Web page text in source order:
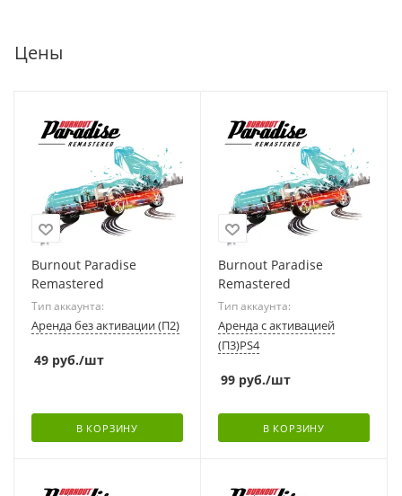
Цены
Burnout Paradise
Remastered
Тип аккаунта:
Аренда без активации (П2)
49 руб./шт
В КОРЗИНУ
Burnout Paradise
Remastered
Тип аккаунта:
Аренда с активацией
(П3)PS4
99 руб./шт
В КОРЗИНУ